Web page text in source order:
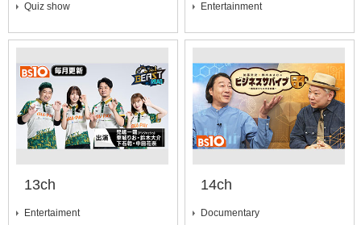
Quiz show Entertainment
13ch
Entertaiment
14ch
Documentary